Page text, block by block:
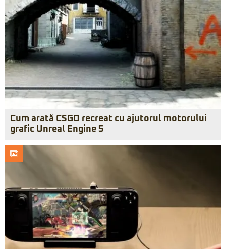
Cum arată CSGO recreat cu ajutorul motorului
grafic Unreal Engine 5